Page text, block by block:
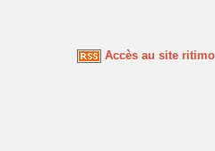
Accès au site ritimo